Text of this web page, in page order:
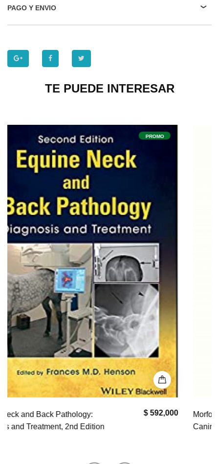
PAGO Y ENVIO
TE PUEDE INTERESAR
$ 0
Morfología de Células Normales en Citología
Canina y Felina